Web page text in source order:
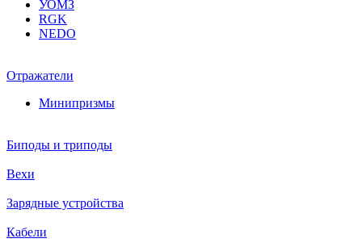
УОМЗ
RGK
NEDO
Отражатели
Минипризмы
Биподы и триподы
Вехи
Зарядные устройства
Кабели